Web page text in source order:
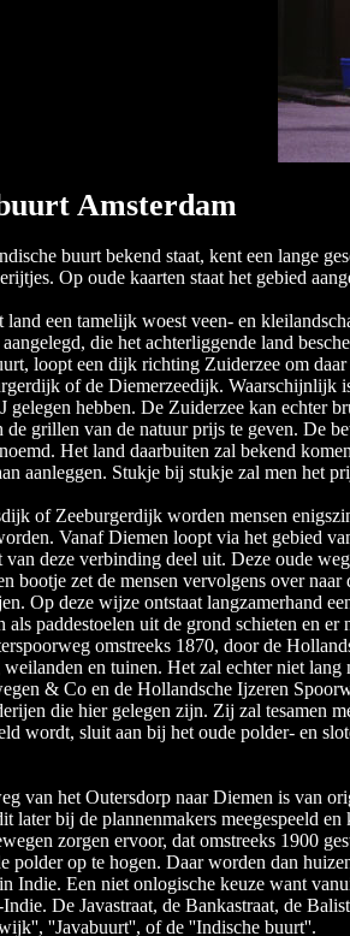
Amsterdam
buurt bekend staat, kent een lange
Op oude kaarten staat het gebied
land een tamelijk woest veen- en
die het achterliggende land
loopt een dijk richting Zuiderzee om
of de Diemerzeedijk. Waarschijnlijk
gelegen hebben. De Zuiderzee kan echter
de grillen van de natuur prijs te geven. De
Het land daarbuiten zal bekend
aanleggen. Stukje bij stukje zal men het
of Zeeburgerdijk worden mensen
Vanaf Diemen loopt via het gebied
deze verbinding deel uit. Deze oude
bootje zet de mensen vervolgens over
Op deze wijze ontstaat langzamerhand
als paddestoelen uit de grond schieten en
omstreeks 1870, door de
en tuinen. Het zal echter niet
& Co en de Hollandsche Ijzeren
die hier gelegen zijn. Zij zal tesamen
wordt, sluit aan bij het oude polder- en
van het Outersdorp naar Diemen is van
later bij de plannenmakers meegespeeld
zorgen ervoor, dat omstreeks 1900
polder op te hogen. Daar worden dan
Indie. Een niet onlogische keuze want
De Javastraat, de Bankastraat, de
''Javabuurt'', of de ''Indische buurt''.